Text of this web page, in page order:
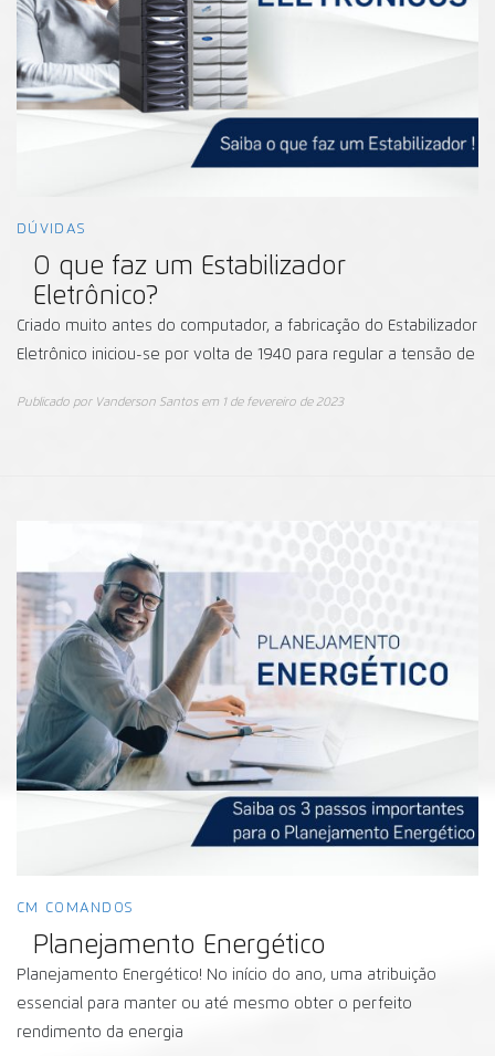
DÚVIDAS
O que faz um Estabilizador
Eletrônico?
Criado muito antes do computador, a fabricação do Estabilizador
Eletrônico iniciou-se por volta de 1940 para regular a tensão de
Publicado por Vanderson Santosem 1 de fevereiro de 2023
CM COMANDOS
Planejamento Energético
Planejamento Energético! No início do ano, uma atribuição
essencial para manter ou até mesmo obter o perfeito
rendimento da energia